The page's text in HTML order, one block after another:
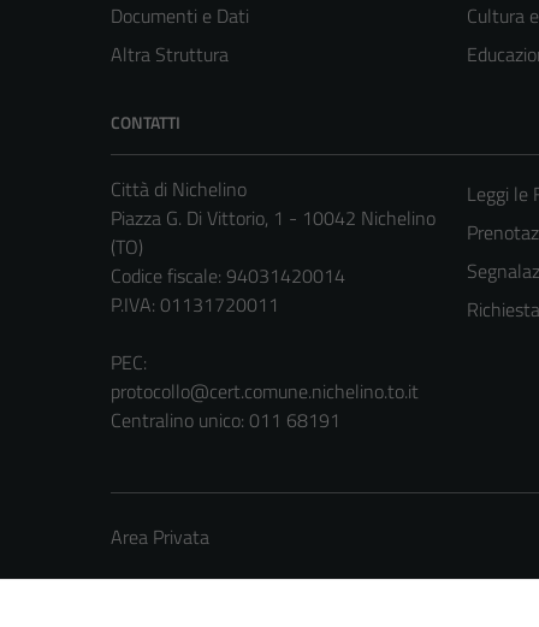
Documenti e Dati
Altra Struttura
Cultura
CONTATTI
Città di Nichelino
Piazza G. Di Vittorio, 1 - 10042 Nichelino
(TO)
Codice fiscale: 94031420014
P.IVA: 01131720011
PEC:
protocollo@cert.comune.nichelino.to.it
Centralino unico: 011 68191
Leggi le
Area Privata